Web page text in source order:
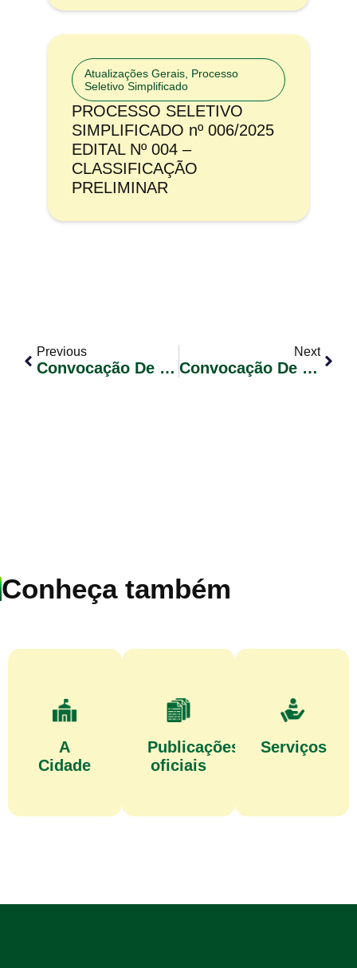
Atualizações Gerais Processo
Seletivo Simplificado
PROCESSO SELETIVO
SIMPLIFICADO nº 006/2025
EDITAL Nº 004 –
CLASSIFICAÇÃO
PRELIMINAR
Previous
Convocação De Candidatos Classificados – Concurso Público 01/2023 – Edital Nº 41 (Assistente Social)
Next
Convocação De Candidatos Classificados – Concurso Público 01/2023 – Edital Nº 43 (Agente Administrativo)
Conheça também
A
Cidade
Publicações
oficiais
Serviços